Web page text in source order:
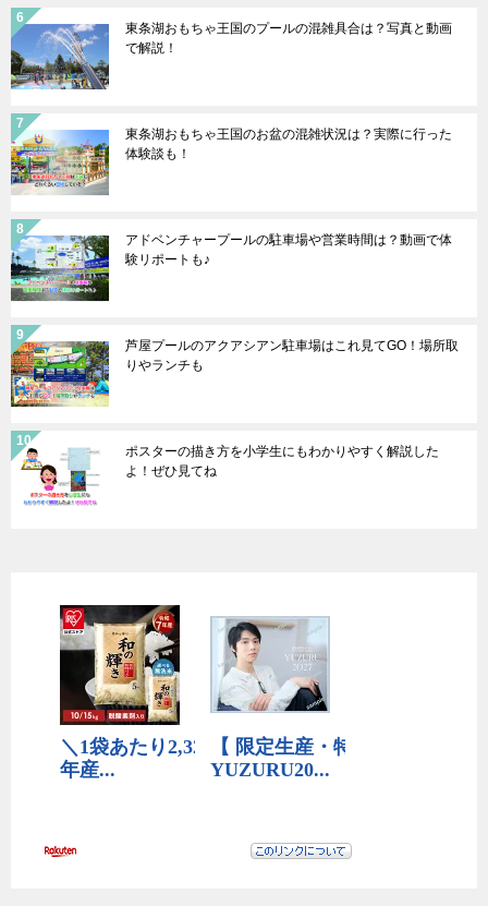
東条湖おもちゃ王国のプールの混雑具合は？写真と動画
で解説！
東条湖おもちゃ王国のお盆の混雑状況は？実際に行った
体験談も！
アドベンチャープールの駐車場や営業時間は？動画で体
験リポートも♪
芦屋プールのアクアシアン駐車場はこれ見てGO！場所取
りやランチも
ポスターの描き方を小学生にもわかりやすく解説した
よ！ぜひ見てね